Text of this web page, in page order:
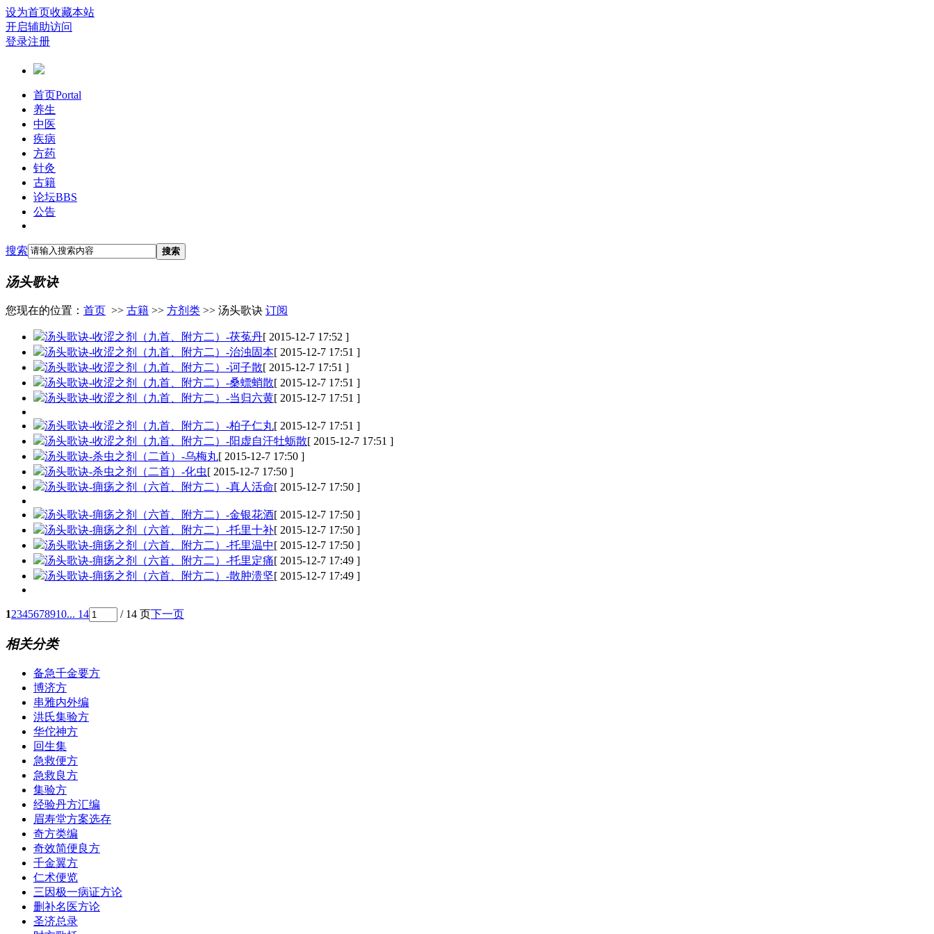
设为首页收藏本站
开启辅助访问
登录注册
首页Portal
养生
中医
疾病
方药
针灸
古籍
论坛BBS
公告
搜索 搜索
汤头歌诀
您现在的位置： 首页 >> 古籍 >> 方剂类 >> 汤头歌诀 订阅
汤头歌诀-收涩之剂（九首、附方二）-茯菟丹[ 2015-12-7 17:52 ]
汤头歌诀-收涩之剂（九首、附方二）-治浊固本[ 2015-12-7 17:51 ]
汤头歌诀-收涩之剂（九首、附方二）-诃子散[ 2015-12-7 17:51 ]
汤头歌诀-收涩之剂（九首、附方二）-桑螵蛸散[ 2015-12-7 17:51 ]
汤头歌诀-收涩之剂（九首、附方二）-当归六黄[ 2015-12-7 17:51 ]
汤头歌诀-收涩之剂（九首、附方二）-柏子仁丸[ 2015-12-7 17:51 ]
汤头歌诀-收涩之剂（九首、附方二）-阳虚自汗牡蛎散[ 2015-12-7 17:51 ]
汤头歌诀-杀虫之剂（二首）-乌梅丸[ 2015-12-7 17:50 ]
汤头歌诀-杀虫之剂（二首）-化虫[ 2015-12-7 17:50 ]
汤头歌诀-痈疡之剂（六首、附方二）-真人活命[ 2015-12-7 17:50 ]
汤头歌诀-痈疡之剂（六首、附方二）-金银花酒[ 2015-12-7 17:50 ]
汤头歌诀-痈疡之剂（六首、附方二）-托里十补[ 2015-12-7 17:50 ]
汤头歌诀-痈疡之剂（六首、附方二）-托里温中[ 2015-12-7 17:50 ]
汤头歌诀-痈疡之剂（六首、附方二）-托里定痛[ 2015-12-7 17:49 ]
汤头歌诀-痈疡之剂（六首、附方二）-散肿溃坚[ 2015-12-7 17:49 ]
12345678910... 14 / 14 页下一页
相关分类
备急千金要方
博济方
串雅内外编
洪氏集验方
华佗神方
回生集
急救便方
急救良方
集验方
经验丹方汇编
眉寿堂方案选存
奇方类编
奇效简便良方
千金翼方
仁术便览
三因极一病证方论
删补名医方论
圣济总录